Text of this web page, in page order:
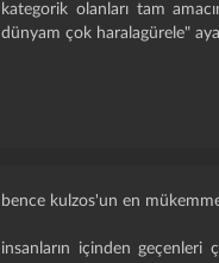
kategorik olanları tam
dünyam çok haralagürele"
bence kulzos'un en
insanların içinden geçenleri